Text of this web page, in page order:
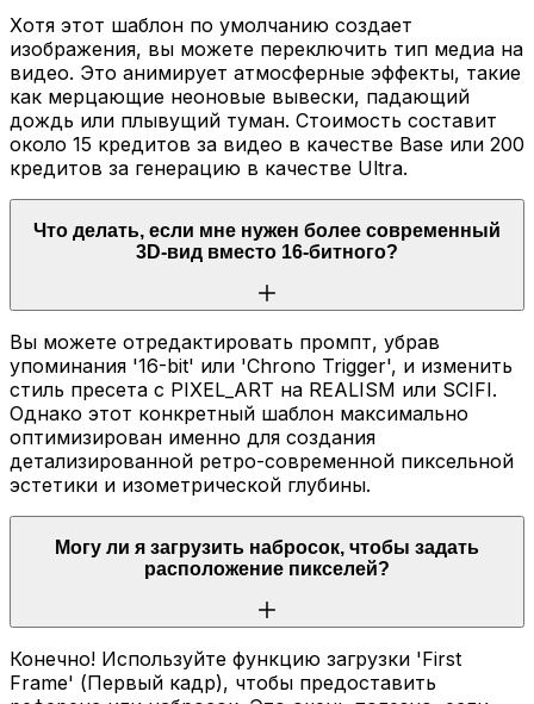
Хотя этот шаблон по умолчанию создает
изображения, вы можете переключить тип медиа на
видео. Это анимирует атмосферные эффекты, такие
как мерцающие неоновые вывески, падающий
дождь или плывущий туман. Стоимость составит
около 15 кредитов за видео в качестве Base или 200
кредитов за генерацию в качестве Ultra.
Что делать, если мне нужен более современный
3D-вид вместо 16-битного?
Вы можете отредактировать промпт, убрав
упоминания '16-bit' или 'Chrono Trigger', и изменить
стиль пресета с PIXEL_ART на REALISM или SCIFI.
Однако этот конкретный шаблон максимально
оптимизирован именно для создания
детализированной ретро-современной пиксельной
эстетики и изометрической глубины.
Могу ли я загрузить набросок, чтобы задать
расположение пикселей?
Конечно! Используйте функцию загрузки 'First
Frame' (Первый кадр), чтобы предоставить